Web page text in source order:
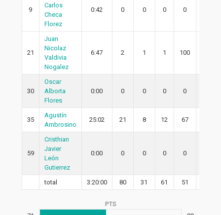
9
Carlos
Checa
Florez
0:42 0 0 0 0
21
Juan
Nicolaz
Valdivia
Nogalez
6:47 2 1 1 100
30
Oscar
Alborta
Flores
0:00 0 0 0 0
35
Agustín
Ambrosino
25:02 21 8 12 67
59
Cristhian
Javier
León
Gutierrez
0:00 0 0 0 0
total 3:20:00 80 31 61 51
PTS